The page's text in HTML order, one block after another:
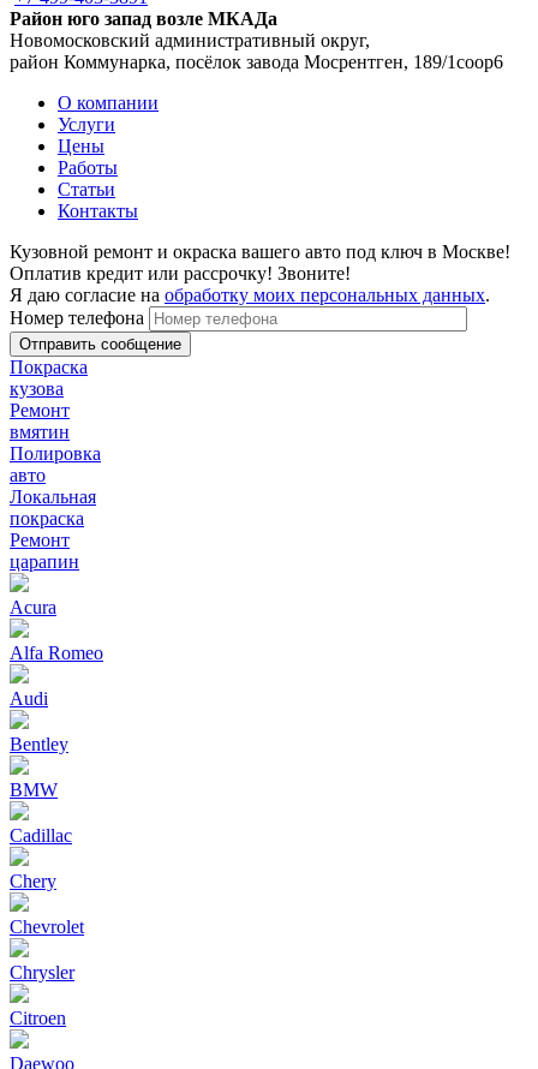
Район юго запад возле МКАДа
Новомосковский административный округ,
район Коммунарка, посёлок завода Мосрентген, 189/1соор6
О компании
Услуги
Цены
Работы
Статьи
Контакты
Кузовной ремонт и окраска вашего авто под ключ в Москве!
Оплатив кредит или рассрочку! Звоните!
Я даю согласие на обработку моих персональных данных.
Номер телефона
Покраска
кузова
Ремонт
вмятин
Полировка
авто
Локальная
покраска
Ремонт
царапин
Acura
Alfa Romeo
Audi
Bentley
BMW
Cadillac
Chery
Chevrolet
Chrysler
Citroen
Daewoo